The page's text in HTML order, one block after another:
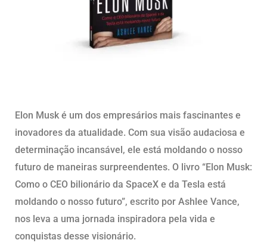
Elon Musk é um dos empresários mais fascinantes e
inovadores da atualidade. Com sua visão audaciosa e
determinação incansável, ele está moldando o nosso
futuro de maneiras surpreendentes. O livro “Elon Musk:
Como o CEO bilionário da SpaceX e da Tesla está
moldando o nosso futuro”, escrito por Ashlee Vance,
nos leva a uma jornada inspiradora pela vida e
conquistas desse visionário.